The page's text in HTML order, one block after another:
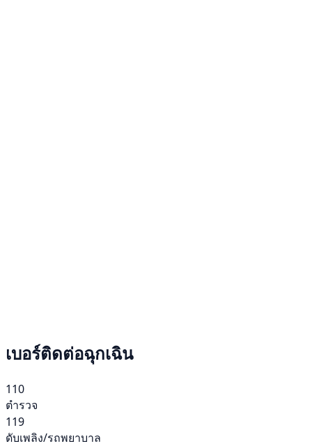
เบอร์ติดต่อฉุกเฉิน
110
ตำรวจ
119
ดับเพลิง/รถพยาบาล